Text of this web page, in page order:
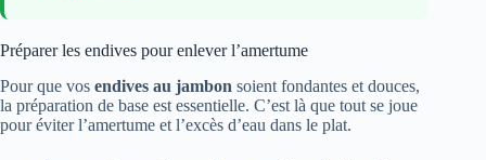
Préparer les endives pour enlever l’amertume
Pour que vos endives au jambon soient fondantes et douces,
la préparation de base est essentielle. C’est là que tout se joue
pour éviter l’amertume et l’excès d’eau dans le plat.